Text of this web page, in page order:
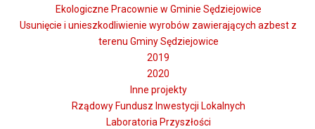
Ekologiczne Pracownie w Gminie Sędziejowice
Usunięcie i unieszkodliwienie wyrobów zawierających azbest z
terenu Gminy Sędziejowice
2019
2020
Inne projekty
Rządowy Fundusz Inwestycji Lokalnych
Laboratoria Przyszłości